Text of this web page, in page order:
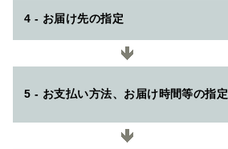
4 - お届け先の指定
5 - お支払い方法、お届け時間等の指定